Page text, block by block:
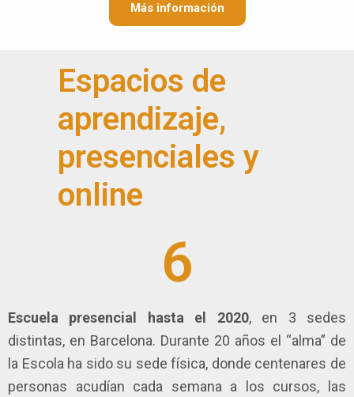
Más información
Espacios de
aprendizaje,
presenciales y
online
6
Escuela presencial hasta el 2020, en 3 sedes
distintas, en Barcelona. Durante 20 años el “alma” de
la Escola ha sido su sede física, donde centenares de
personas acudían cada semana a los cursos, las